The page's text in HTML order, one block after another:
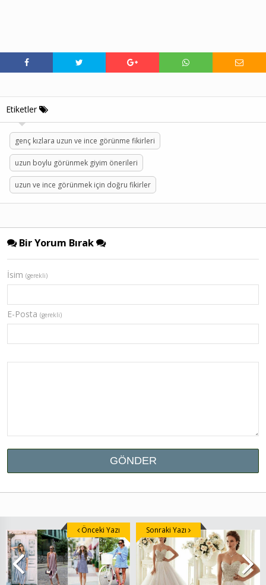
Etiketler
genç kızlara uzun ve ince görünme fikirleri
uzun boylu görünmek giyim önerileri
uzun ve ince görünmek için doğru fikirler
Bir Yorum Bırak
İsim (gerekli)
E-Posta (gerekli)
Önceki Yazı Sonraki Yazı